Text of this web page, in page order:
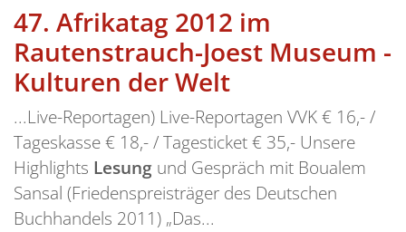
47. Afrikatag 2012 im
Rautenstrauch-Joest Museum -
Kulturen der Welt
...Live-Reportagen) Live-Reportagen VVK € 16,- /
Tageskasse € 18,- / Tagesticket € 35,- Unsere
Highlights Lesung und Gespräch mit Boualem
Sansal (Friedenspreisträger des Deutschen
Buchhandels 2011) „Das...